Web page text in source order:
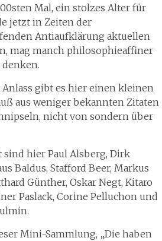
Mal, ein stolzes Alter für
jetzt in Zeiten der
Antiaufklärung aktuellen
mag manch philosophieaffiner
Anlass gibt es hier einen kleinen
aus weniger bekannten Zitaten
nicht von sondern über
sind hier Paul Alsberg, Dirk
Baldus, Stafford Beer, Markus
Günther, Oskar Negt, Kitaro
Paslack, Corine Pelluchon und
Mini-Sammlung, „Die haben